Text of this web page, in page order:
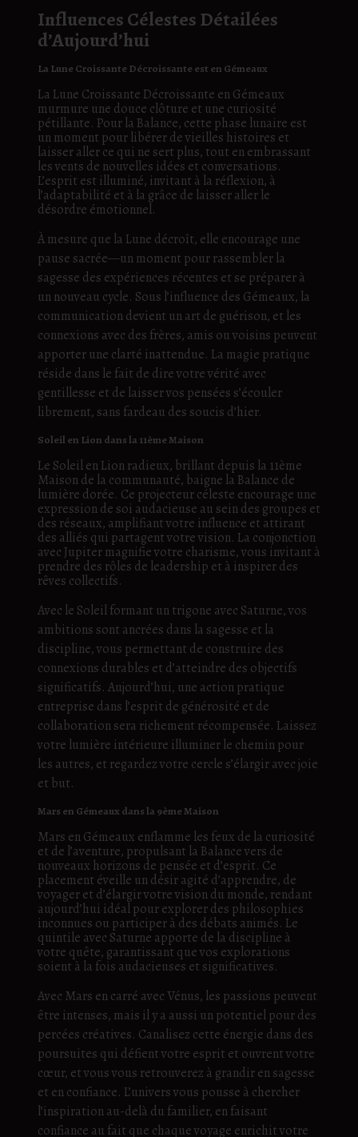
Influences Célestes Détailées
d’Aujourd’hui
La Lune Croissante Décroissante est en Gémeaux
La Lune Croissante Décroissante en Gémeaux
murmure une douce clôture et une curiosité
pétillante. Pour la Balance, cette phase lunaire est
un moment pour libérer de vieilles histoires et
laisser aller ce qui ne sert plus, tout en embrassant
les vents de nouvelles idées et conversations.
L’esprit est illuminé, invitant à la réflexion, à
l’adaptabilité et à la grâce de laisser aller le
désordre émotionnel.
À mesure que la Lune décroît, elle encourage une
pause sacrée—un moment pour rassembler la
sagesse des expériences récentes et se préparer à
un nouveau cycle. Sous l’influence des Gémeaux, la
communication devient un art de guérison, et les
connexions avec des frères, amis ou voisins peuvent
apporter une clarté inattendue. La magie pratique
réside dans le fait de dire votre vérité avec
gentillesse et de laisser vos pensées s’écouler
librement, sans fardeau des soucis d’hier.
Soleil en Lion dans la 11ème Maison
Le Soleil en Lion radieux, brillant depuis la 11ème
Maison de la communauté, baigne la Balance de
lumière dorée. Ce projecteur céleste encourage une
expression de soi audacieuse au sein des groupes et
des réseaux, amplifiant votre influence et attirant
des alliés qui partagent votre vision. La conjonction
avec Jupiter magnifie votre charisme, vous invitant à
prendre des rôles de leadership et à inspirer des
rêves collectifs.
Avec le Soleil formant un trigone avec Saturne, vos
ambitions sont ancrées dans la sagesse et la
discipline, vous permettant de construire des
connexions durables et d’atteindre des objectifs
significatifs. Aujourd’hui, une action pratique
entreprise dans l’esprit de générosité et de
collaboration sera richement récompensée. Laissez
votre lumière intérieure illuminer le chemin pour
les autres, et regardez votre cercle s’élargir avec joie
et but.
Mars en Gémeaux dans la 9ème Maison
Mars en Gémeaux enflamme les feux de la curiosité
et de l’aventure, propulsant la Balance vers de
nouveaux horizons de pensée et d’esprit. Ce
placement éveille un désir agité d’apprendre, de
voyager et d’élargir votre vision du monde, rendant
aujourd’hui idéal pour explorer des philosophies
inconnues ou participer à des débats animés. Le
quintile avec Saturne apporte de la discipline à
votre quête, garantissant que vos explorations
soient à la fois audacieuses et significatives.
Avec Mars en carré avec Vénus, les passions peuvent
être intenses, mais il y a aussi un potentiel pour des
percées créatives. Canalisez cette énergie dans des
poursuites qui défient votre esprit et ouvrent votre
cœur, et vous vous retrouverez à grandir en sagesse
et en confiance. L’univers vous pousse à chercher
l’inspiration au-delà du familier, en faisant
confiance au fait que chaque voyage enrichit votre